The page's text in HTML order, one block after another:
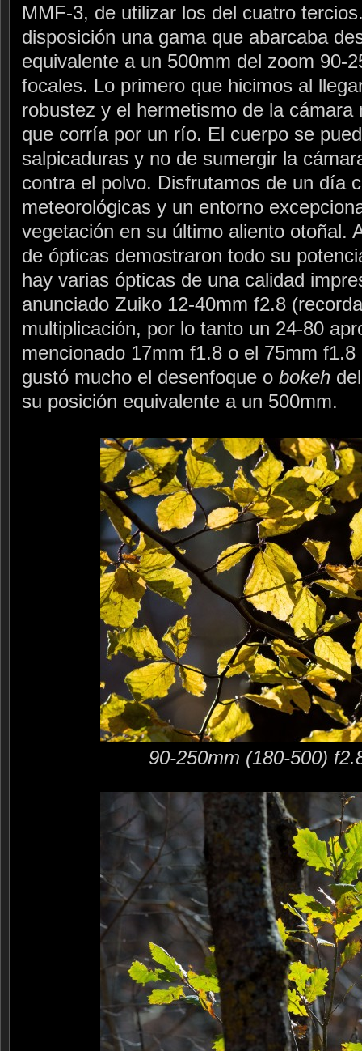
MMF-3, de utilizar los del cuatro
disposición una gama que abarcaba
equivalente a un 500mm del zoom 90-
focales. Lo primero que hicimos al
robustez y el hermetismo de la cámara
que corría por un río. El cuerpo se
salpicaduras y no de sumergir la
contra el polvo. Disfrutamos de un día
meteorológicas y un entorno
vegetación en su último aliento otoñal.
de ópticas demostraron todo su
hay varias ópticas de una calidad
anunciado Zuiko 12-40mm f2.8
multiplicación, por lo tanto un 24-80
mencionado 17mm f1.8 o el 75mm
gustó mucho el desenfoque o bokeh
su posición equivalente a un 500mm.
90-250mm (180-500)